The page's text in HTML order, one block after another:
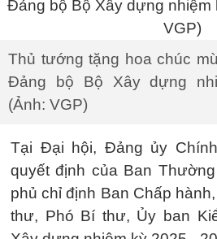
Thủ tướng tặng hoa chúc
Đảng bộ Bộ Xây dựng
(Ảnh: VGP)
Tại Đại hội, Đảng ủy
quyết định của Ban
phủ chỉ định Ban Chấp
thư, Phó Bí thư, Ủy ban